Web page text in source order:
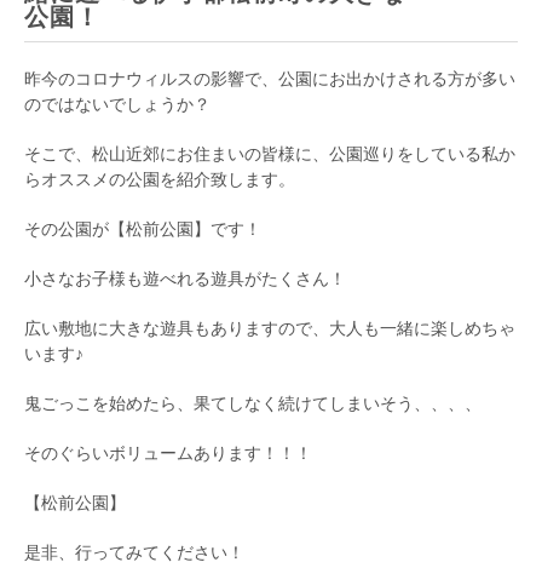
公園！
昨今のコロナウィルスの影響で、公園にお出かけされる方が多い
のではないでしょうか？
そこで、松山近郊にお住まいの皆様に、公園巡りをしている私か
らオススメの公園を紹介致します。
その公園が【松前公園】です！
小さなお子様も遊べれる遊具がたくさん！
広い敷地に大きな遊具もありますので、大人も一緒に楽しめちゃ
います♪
鬼ごっこを始めたら、果てしなく続けてしまいそう、、、、
そのぐらいボリュームあります！！！
【松前公園】
是非、行ってみてください！